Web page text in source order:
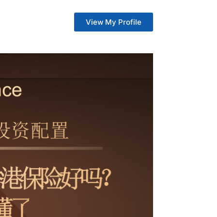
View My Profile